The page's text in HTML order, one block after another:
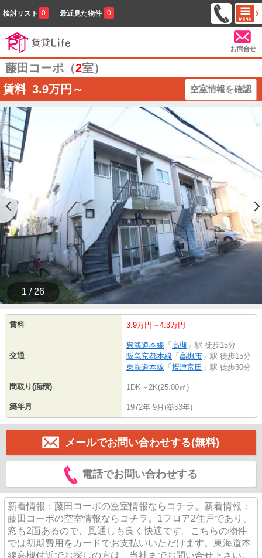
検討リスト 0 最近見た物件 0
お問合せ
藤田コーポ（2室）
賃料 3.9万円～ 空室情報を確認
1 / 26
賃料 3.9万円～4.3万円
交通
東海道本線 「 高槻 」駅 徒歩15分
阪急京都本線 「 高槻市 」駅 徒歩15分
東海道本線 「 摂津富田 」駅 徒歩30分
間取り(面積) 1DK～2K(25.00㎡)
築年月 1972年 9月(築53年)
メールでお問い合わせする(無料)
電話でお問い合わせする
新着情報：藤田コーポの空室情報ならコチラ。新着情報：
藤田コーポの空室情報ならコチラ。1フロア2住戸であり、
窓も2面あるので、風通しも良く快適です。こちらの物件
では初期費用をカードでお支払いいただけます。東海道本
線高槻付近でお探しの方は、当社までお問い合せ下さい。